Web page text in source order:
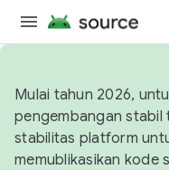
Mulai tahun 2026,
pengembangan stabil
stabilitas platform
memublikasikan kode